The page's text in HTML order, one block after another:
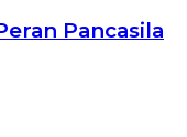
Pancasila